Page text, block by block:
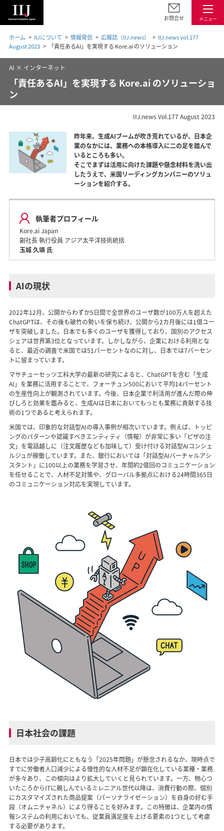
メニュー
お問合せ
ホーム IIJについて 情報発信 広報誌（IIJ.news）
IIJ.news vol.177
August 2023
「責任あるAI」を実現する Kore.ai のソリューション
AI × インターネット
「責任あるAI」を実現する Kore.ai のソリューショ
ン
IIJ.news Vol.177 August 2023
昨年来、生成AIブームが吹き荒れているが、日本企
業のなかには、業務への本格導入に二の足を踏んで
いるところも多い。
そこでまずは活用に向けた課題や懸念材料を洗い出
したうえで、米国リーディングカンパニーのソリュ
ーションを紹介する。
執筆者プロフィール
Kore.ai Japan
副社長 執行役員 アジア太平洋技術統括
玉城 久頌 氏
AIの現状
2022年12月、公開からわずか5日間で全世界のユーザ数が100万人を超えた
ChatGPTは、その後も破竹の勢いを保ち続け、公開から2カ月後には1億ユー
ザを突破しました。日本でも多くのユーザを獲得しており、国別のアクセス
シェアは世界第3位となっています。しかしながら、企業における利用とな
ると、最近の調査で米国では51パーセントなのに対し、日本では7パーセン
トに留まっています。
マサチューセッツ工科大学の最新の研究によると、ChatGPTを含む「生成
AI」を業務に活用することで、フォーチュン500において平均14パーセント
の生産性向上が観測されています。今後、日本企業で利活用が進んだ際の伸
びしろと効果を鑑みると、生成AIは日本においてもっとも業務に貢献する技
術の1つであると考えられます。
米国では、印象的な対話型AIの導入事例が相次いています。例えば、トッピ
ングのパターンや認識すべきエンティティ（情報）が非常に多い「ピザの注
文」を電話越しに（注文履歴なども加味して）受け付ける対話型AIコンシェ
ルジュが稼働しています。また、銀行においては「対話型AIバーチャルアシ
スタント」に100以上の業務を学習させ、年間約2億回のコミュニケーション
を任せることで、人材不足対策や、グローバル多拠点における24時間365日
のコミュニケーション対応を実現しています。
日本社会の課題
日本では少子高齢化にともなう「2025年問題」が懸念されるなか、現時点で
すでに労働者人口減少による慢性的な人材不足が顕在化している業種・業務
が多々あり、この傾向はより拡大していくと見られています。一方、物心つ
いたころからITに親しんでいるミレニアル世代以降は、消費行動の際、個別
にカスタマイズされた商品提案（パーソナライゼーション）を自身の好む手
段（オムニチャネル）により得ることを好みます。この特徴は、企業内の情
報システムの利用においても、従業員満足度を上げる要素の1つとして考慮
する必要があります。